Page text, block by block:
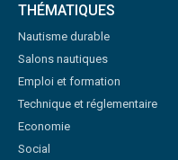
THÉMATIQUES
Nautisme durable
Salons nautiques
Emploi et formation
Technique et réglementaire
Economie
Social